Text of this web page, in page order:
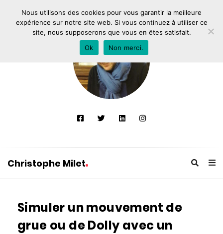
Christophe Milet
Simuler un mouvement de
grue ou de Dolly avec un
Nous utilisons des cookies pour vous garantir la meilleure
expérience sur notre site web. Si vous continuez à utiliser ce
site, nous supposerons que vous en êtes satisfait.
Ok
Non merci.